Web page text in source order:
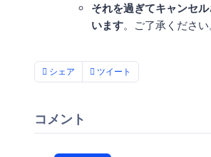
それを過ぎてキャンセ
います。ご了承ください
シェア ツイート
コメント